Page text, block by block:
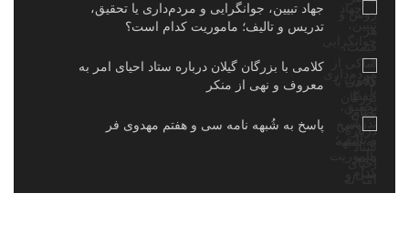
جهاد تبیین، جوانگرایی و مردم‌داری یا تحقیق،
تدریس و تالیف؛ ماموریت کدام است؟
کلامی با بزرگان گیلان درباره ستاد احیای امر به
معروف و نهی از منکر
پاسخ به شُبهه نامه سی و هفتم مهدوی فر